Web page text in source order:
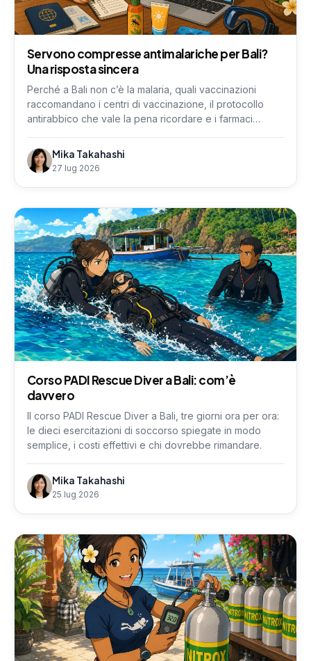
Servono compresse antimalariche per Bali?
Una risposta sincera
Perché a Bali non c’è la malaria, quali vaccinazioni
raccomandano i centri di vaccinazione, il protocollo
antirabbico che vale la pena ricordare e i farmaci
Mika Takahashi
27 lug 2026
Corso PADI Rescue Diver a Bali: com’è
davvero
Il corso PADI Rescue Diver a Bali, tre giorni ora per ora:
le dieci esercitazioni di soccorso spiegate in modo
semplice, i costi effettivi e chi dovrebbe rimandare.
Mika Takahashi
25 lug 2026